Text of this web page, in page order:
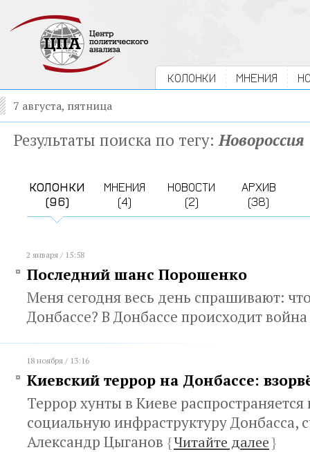
КОЛОНКИ МНЕНИЯ
7 августа, пятница
Результаты поиска по тегу:Новороссия
КОЛОНКИ
(96)
МНЕНИЯ
(4)
НОВОСТИ
(2)
АРХИВ
(38)
2 января / 15:58
Последний шанс Порошенко
Меня сегодня весь день спрашивают:
Донбассе? В Донбассе происходит война
18 ноября / 13:16
Киевский террор на Донбассе:
Террор хунты в Киеве
социальную инфраструктуру Донбасса,
Александр Цыганов {Читайте далее}